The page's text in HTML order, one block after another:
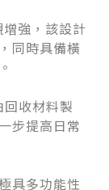
強，該設計
同時具備橫
收材料製
步提高日常
具多功能性